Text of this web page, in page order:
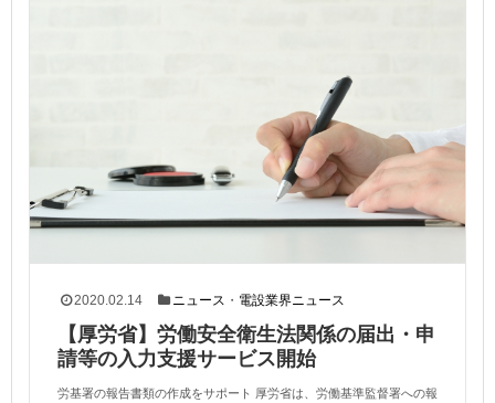
2020.02.14 ニュース ・ 電設業界ニュース
【厚労省】労働安全衛生法関係の届出・申
請等の入力支援サービス開始
労基署の報告書類の作成をサポート 厚労省は、労働基準監督署への報